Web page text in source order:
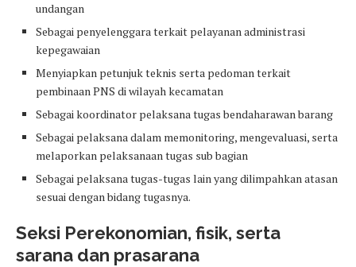
undangan
Sebagai penyelenggara terkait pelayanan administrasi
kepegawaian
Menyiapkan petunjuk teknis serta pedoman terkait
pembinaan PNS di wilayah kecamatan
Sebagai koordinator pelaksana tugas bendaharawan barang
Sebagai pelaksana dalam memonitoring, mengevaluasi, serta
melaporkan pelaksanaan tugas sub bagian
Sebagai pelaksana tugas-tugas lain yang dilimpahkan atasan
sesuai dengan bidang tugasnya.
Seksi Perekonomian, fisik, serta
sarana dan prasarana